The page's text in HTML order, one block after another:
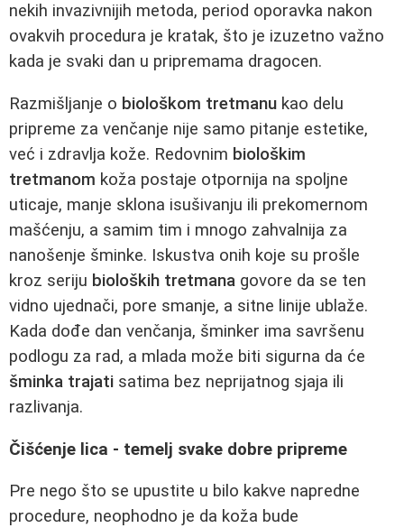
nekih invazivnijih metoda, period oporavka nakon
ovakvih procedura je kratak, što je izuzetno važno
kada je svaki dan u pripremama dragocen.
Razmišljanje o biološkom tretmanu kao delu
pripreme za venčanje nije samo pitanje estetike,
već i zdravlja kože. Redovnim biološkim
tretmanom koža postaje otpornija na spoljne
uticaje, manje sklona isušivanju ili prekomernom
mašćenju, a samim tim i mnogo zahvalnija za
nanošenje šminke. Iskustva onih koje su prošle
kroz seriju bioloških tretmana govore da se ten
vidno ujednači, pore smanje, a sitne linije ublaže.
Kada dođe dan venčanja, šminker ima savršenu
podlogu za rad, a mlada može biti sigurna da će
šminka trajati satima bez neprijatnog sjaja ili
razlivanja.
Čišćenje lica - temelj svake dobre pripreme
Pre nego što se upustite u bilo kakve napredne
procedure, neophodno je da koža bude